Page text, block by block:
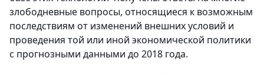
злободневные вопросы, относящиеся к возможным
последствиям от изменений внешних условий и
проведения той или иной экономической политики
с прогнозными данными до 2018 года.